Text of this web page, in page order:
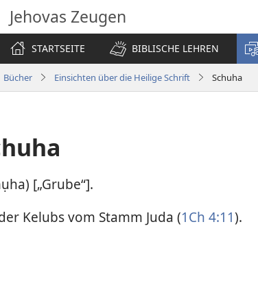
Jehovas Zeugen
STARTSEITE
BIBLISCHE LEHREN
Bücher Einsichten über die Heilige Schrift Schuha
[„Grube“].
Kelubs vom Stamm Juda (1Ch 4:11).